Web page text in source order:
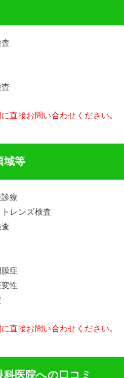
直接お問い合わせください。
域等
診療
トレンズ検査
査
膜症
変性
直接お問い合わせください。
科医院への口コミ